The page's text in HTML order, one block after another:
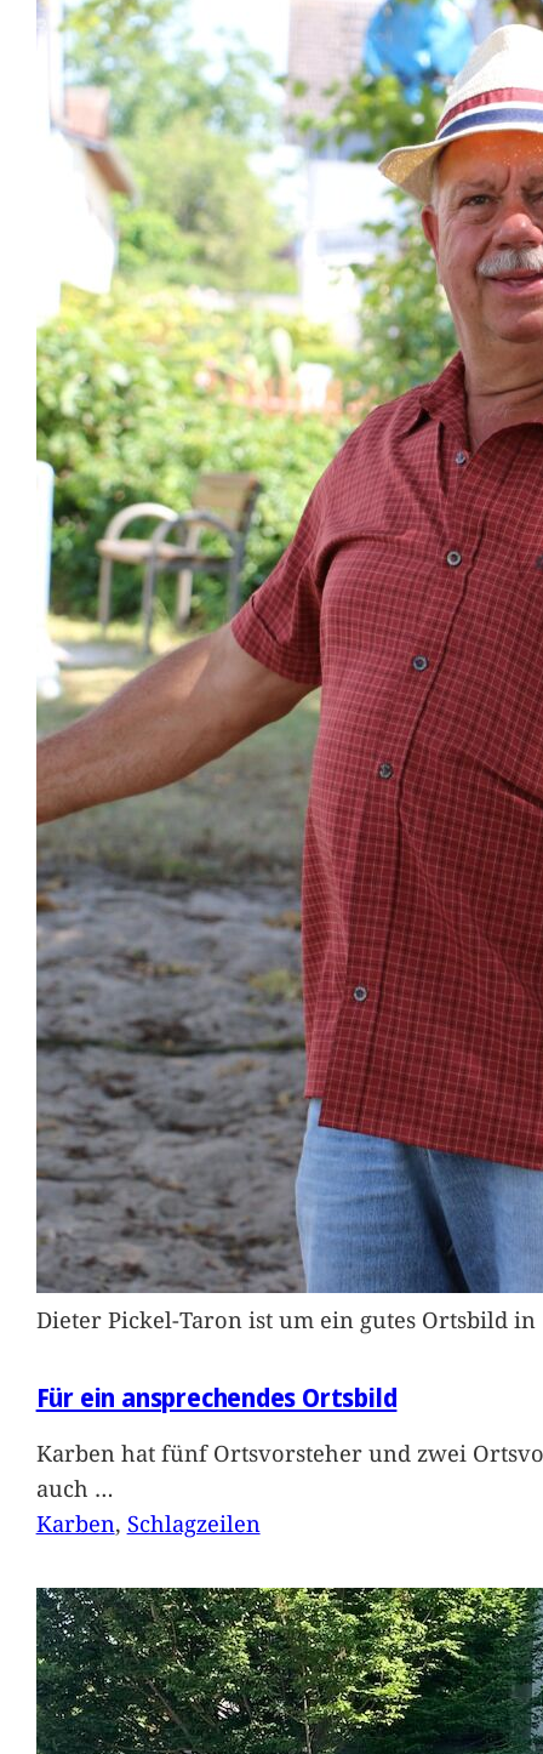
Dieter Pickel-Taron ist um ein gutes Ortsbild
Für ein ansprechendes Ortsbild
Karben hat fünf Ortsvorsteher und zwei
auch …
Karben, Schlagzeilen